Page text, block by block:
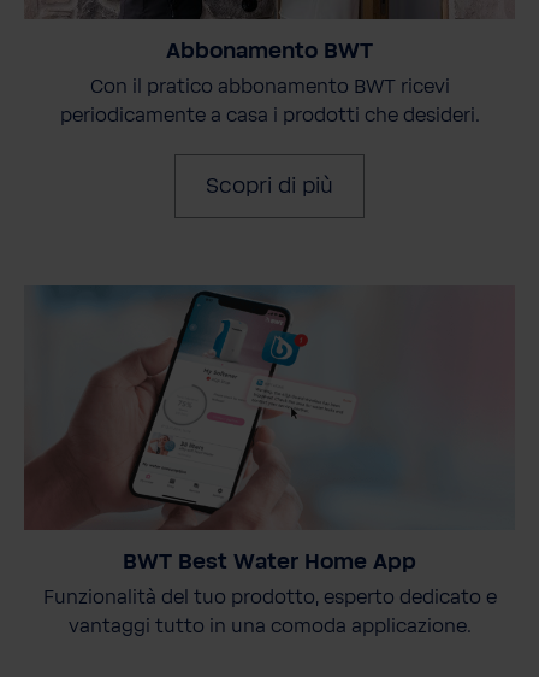
Abbonamento BWT
Con il pratico abbonamento BWT ricevi
periodicamente a casa i prodotti che desideri.
Scopri di più
BWT Best Water Home App
Funzionalità del tuo prodotto, esperto dedicato e
vantaggi tutto in una comoda applicazione.